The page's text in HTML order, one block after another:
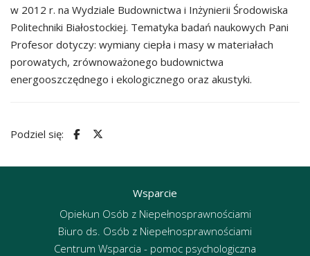
w 2012 r. na Wydziale Budownictwa i Inżynierii Środowiska
Politechniki Białostockiej. Tematyka badań naukowych Pani
Profesor dotyczy: wymiany ciepła i masy w materiałach
porowatych, zrównoważonego budownictwa
energooszczędnego i ekologicznego oraz akustyki.
Podziel się:
Wsparcie
Opiekun Osób z Niepełnosprawnościami
Biuro ds. Osób z Niepełnosprawnościami
Centrum Wsparcia - pomoc psychologiczna